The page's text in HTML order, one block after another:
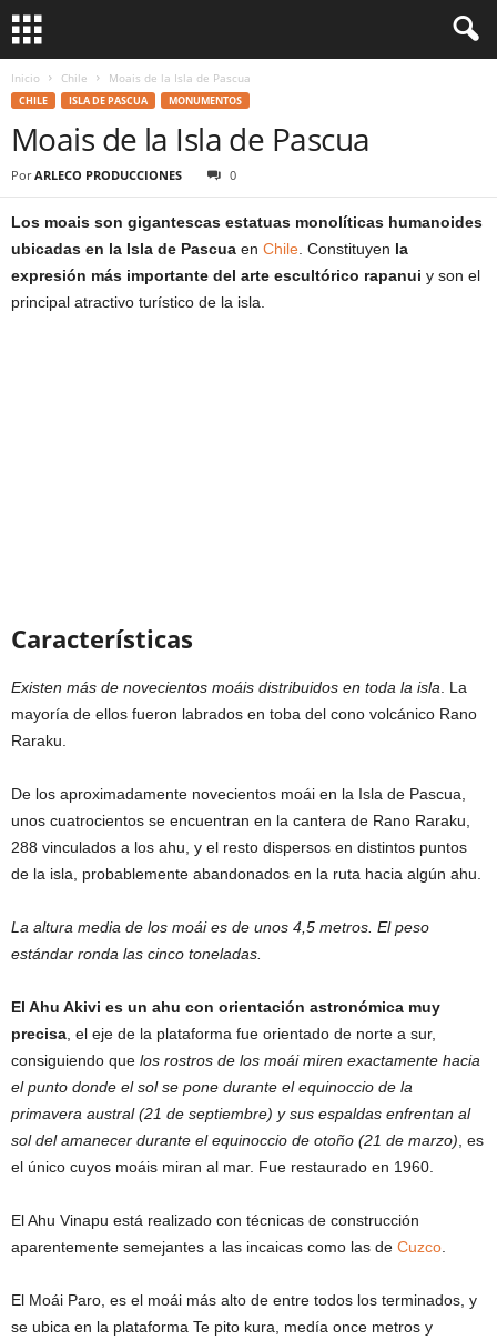
Inicio Chile Moais de la Isla de Pascua
CHILE ISLA DE PASCUA MONUMENTOS
Moais de la Isla de Pascua
Por ARLECO PRODUCCIONES 0
Los moais son gigantescas estatuas monolíticas humanoides
ubicadas en la Isla de Pascua en Chile . Constituyen la
expresión más importante del arte escultórico rapanui y son el
principal atractivo turístico de la isla.
Características
Existen más de novecientos moáis distribuidos en toda la isla . La
mayoría de ellos fueron labrados en toba del cono volcánico Rano
Raraku.
De los aproximadamente novecientos moái en la Isla de Pascua,
unos cuatrocientos se encuentran en la cantera de Rano Raraku,
288 vinculados a los ahu, y el resto dispersos en distintos puntos
de la isla, probablemente abandonados en la ruta hacia algún ahu.
La altura media de los moái es de unos 4,5 metros. El peso
estándar ronda las cinco toneladas.
El Ahu Akivi es un ahu con orientación astronómica muy
precisa , el eje de la plataforma fue orientado de norte a sur,
consiguiendo que los rostros de los moái miren exactamente hacia
el punto donde el sol se pone durante el equinoccio de la
primavera austral (21 de septiembre) y sus espaldas enfrentan al
sol del amanecer durante el equinoccio de otoño (21 de marzo) , es
el único cuyos moáis miran al mar. Fue restaurado en 1960.
El Ahu Vinapu está realizado con técnicas de construcción
aparentemente semejantes a las incaicas como las de Cuzco
El Moái Paro, es el moái más alto de entre todos los terminados, y
se ubica en la plataforma Te pito kura, medía once metros y